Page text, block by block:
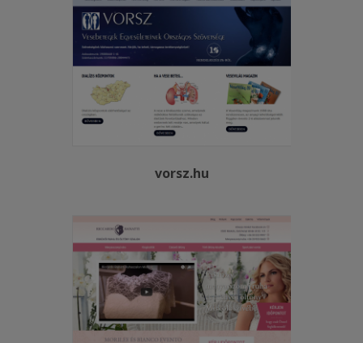
vorsz.hu